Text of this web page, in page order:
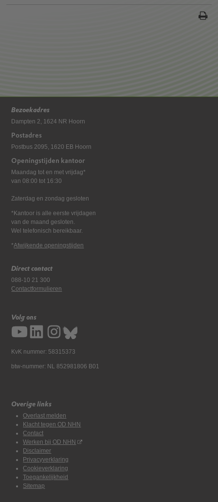
Bezoekadres
Dampten 2, 1624 NR Hoorn
Postadres
Postbus 2095, 1620 EB Hoorn
Openingstijden kantoor
Maandag tot en met vrijdag*
van 08:00 tot 16:30
Zaterdag en zondag gesloten
*Kantoor is alle eerste vrijdagen
van de maand gesloten.
Wel telefonisch bereikbaar.
*Afwijkende openingstijden
Direct contact
088-10 21 300
Contactformulieren
Volg ons
KvK nummer: 58315373
btw-nummer: NL 852981806 B01
Overige links
Overlast melden
Klacht tegen OD NHN
Contact
Werken bij OD NHN
Disclaimer
Privacyverklaring
Cookieverklaring
Toegankelijkheid
Sitemap